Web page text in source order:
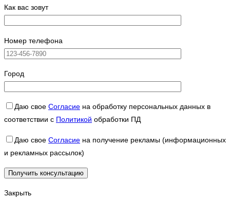
Как вас зовут
Номер телефона
Город
Даю свое Согласие на обработку персональных данных в
соответствии с Политикой обработки ПД
Даю свое Согласие на получение рекламы (информационных
и рекламных рассылок)
Закрыть